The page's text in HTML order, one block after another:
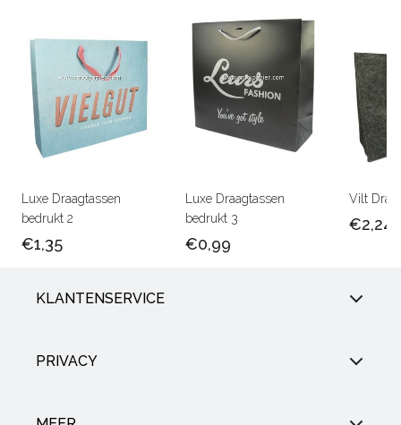
Luxe Draagtassen
bedrukt 2
€1,35
Luxe Draagtassen
bedrukt 3
€0,99
Vilt
€2,24
KLANTENSERVICE
PRIVACY